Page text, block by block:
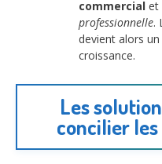
commercial et
professionnelle.
devient alors
croissance.
Les
concilier